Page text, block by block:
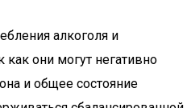
алкоголя и
они могут негативно
и общее состояние